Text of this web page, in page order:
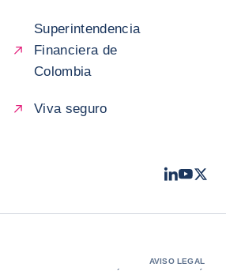
Superintendencia
Financiera de
Colombia
Viva seguro
LinkedIn
Youtube
Twitter
AVISO LEGAL